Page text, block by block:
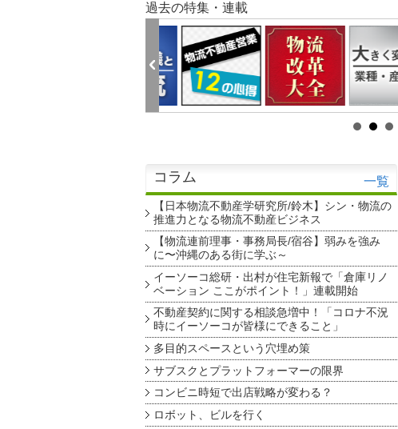
過去の特集・連載
コラム 一覧
【日本物流不動産学研究所/鈴木】シン・物流の
推進力となる物流不動産ビジネス
【物流連前理事・事務局長/宿谷】弱みを強み
に〜沖縄のある街に学ぶ～
イーソーコ総研・出村が住宅新報で「倉庫リノ
ベーション ここがポイント！」連載開始
不動産契約に関する相談急増中！「コロナ不況
時にイーソーコが皆様にできること」
多目的スペースという穴埋め策
サブスクとプラットフォーマーの限界
コンビニ時短で出店戦略が変わる？
ロボット、ビルを行く